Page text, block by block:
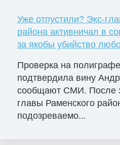
Уже отпустили? Экс-
района активничал в
за якобы убийство
Проверка на
подтвердила вину
сообщают СМИ. После
главы Раменского
подозреваемо...